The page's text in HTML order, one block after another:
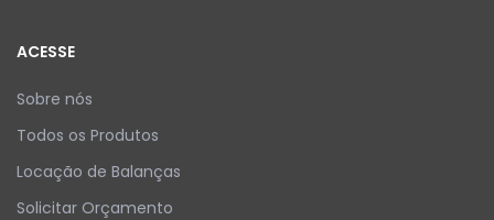
ACESSE
Sobre nós
Todos os Produtos
Locação de Balanças
Solicitar Orçamento